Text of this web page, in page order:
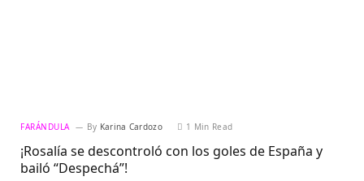
FARÁNDULA By Karina Cardozo 1 Min Read
¡Rosalía se descontroló con los goles de España y
bailó “Despechá”!